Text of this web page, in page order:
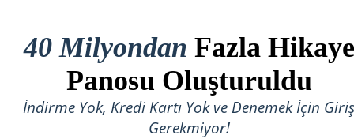
40 Milyondan Fazla Hikaye
Panosu Oluşturuldu
İndirme Yok, Kredi Kartı Yok ve Denemek İçin Giriş
Gerekmiyor!